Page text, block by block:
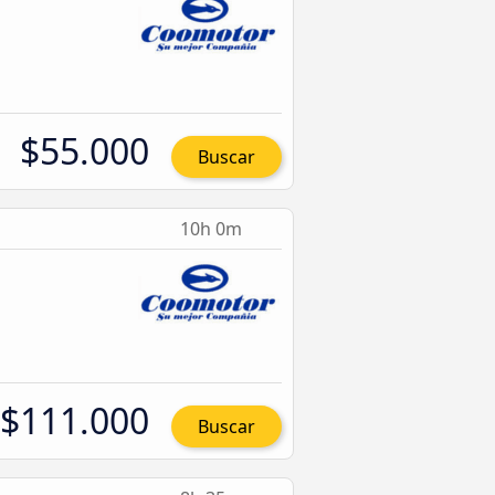
$55.000 Buscar
10h 0m
$111.000 Buscar